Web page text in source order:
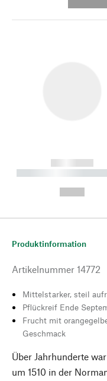
------------
----------- -----------
Produktinformation
Artikelnummer 14772
Mittelstarker, steil
Pflückreif Ende
Frucht mit
Geschmack
Über Jahrhunderte
um 1510 in der